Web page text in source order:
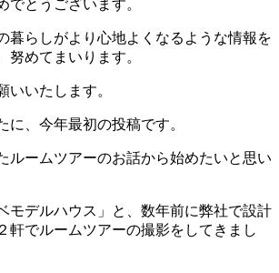
でとうございます。
暮らしがより心地よくなるような情報を
努めてまいります。
いいたします。
に、今年最初の投稿です。
ルームツアーのお話から始めたいと思い
モデルハウス」と、数年前に弊社で設計
軒でルームツアーの撮影をしてきまし